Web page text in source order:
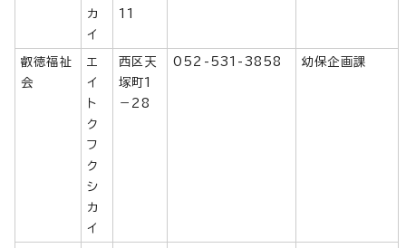
カ
イ
11
叡徳福祉
会
エ
イ
ト
ク
フ
ク
シ
カ
イ
西区天
塚町1
－28
052-531-3858 幼保企画課